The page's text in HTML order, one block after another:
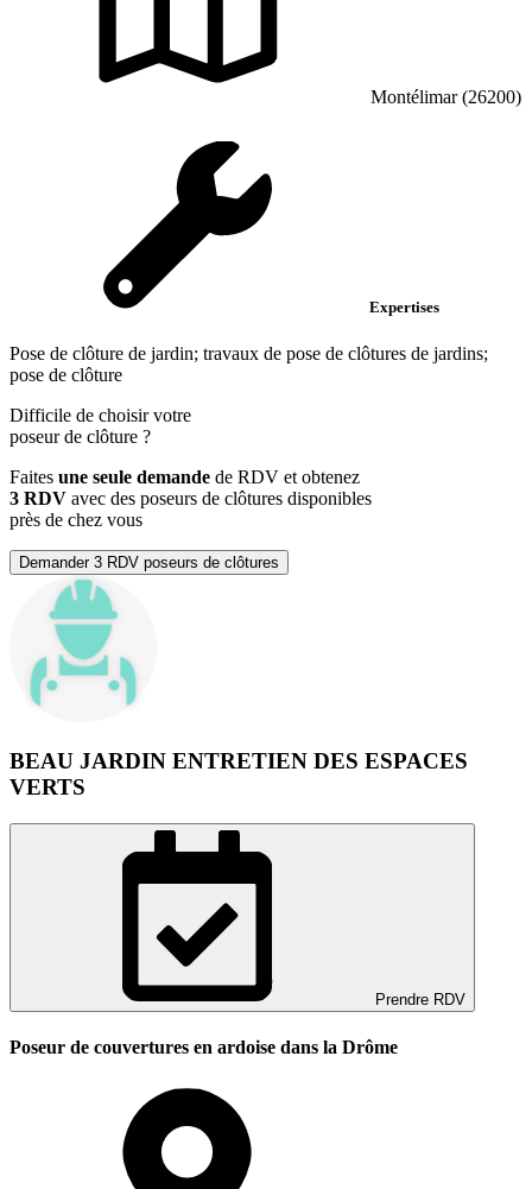
Montélimar (26200)
Expertises
Pose de clôture de jardin; travaux de pose de clôtures de jardins;
pose de clôture
Difficile de choisir votre
poseur de clôture ?
Faites une seule demande de RDV et obtenez
3 RDV avec des poseurs de clôtures disponibles
près de chez vous
Demander 3 RDV poseurs de clôtures
BEAU JARDIN ENTRETIEN DES ESPACES
VERTS
Prendre RDV
Poseur de couvertures en ardoise dans la Drôme